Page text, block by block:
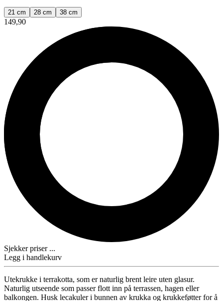
21 cm 28 cm 38 cm
149,90
Sjekker priser ...
Legg i handlekurv
Utekrukke i terrakotta, som er naturlig brent leire uten glasur.
Naturlig utseende som passer flott inn på terrassen, hagen eller
balkongen. Husk lecakuler i bunnen av krukka og krukkeføtter for å